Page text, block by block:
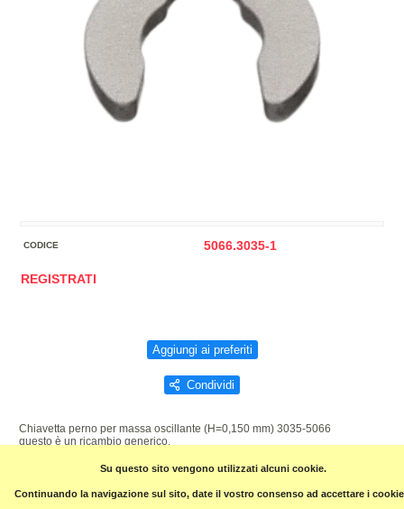
Su questo sito vengono utilizzati alcuni cookie.
Continuando la navigazione sul sito, date il vostro consenso ad accettare i
CODICE 5066.3035-1
REGISTRATI
Aggiungi ai preferiti
Condividi
Chiavetta perno per massa oscillante (H=0,150 mm) 3035-5066
questo è un ricambio generico.